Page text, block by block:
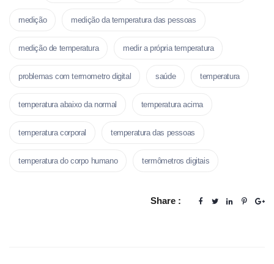
medição medição da temperatura das pessoas
medição de temperatura medir a própria temperatura
problemas com termometro digital saúde temperatura
temperatura abaixo da normal temperatura acima
temperatura corporal temperatura das pessoas
temperatura do corpo humano termômetros digitais
Share :